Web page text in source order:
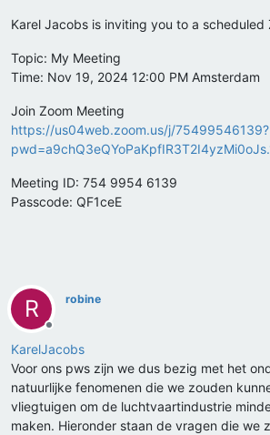
Karel Jacobs is inviting you to a scheduled
Topic: My Meeting
Time: Nov 19, 2024 12:00 PM Amsterdam
Join Zoom Meeting
https://us04web.zoom.us/j/75499546139?
Meeting ID: 754 9954 6139
Passcode: QF1ceE
R
Offline
robine
KarelJacobs
Voor ons pws zijn we dus bezig met het
natuurlijke fenomenen die we zouden
vliegtuigen om de luchtvaartindustrie
maken. Hieronder staan de vragen die we